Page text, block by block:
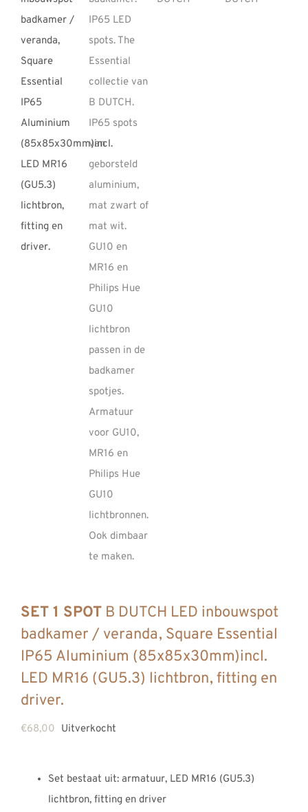
SET 1 SPOT B DUTCH LED inbouwspot
badkamer / veranda, Square Essential
IP65 Aluminium (85x85x30mm)incl.
LED MR16 (GU5.3) lichtbron, fitting en
driver.
€68,00 Uitverkocht
Set bestaat uit: armatuur, LED MR16 (GU5.3)
lichtbron, fitting en driver